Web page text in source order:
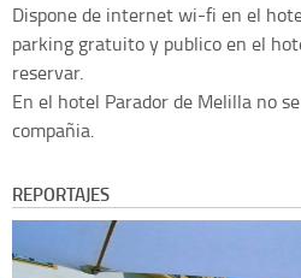
Dispone de internet wi-fi en el
parking gratuito y publico en el
reservar.
En el hotel Parador de Melilla no
compañia.
REPORTAJES